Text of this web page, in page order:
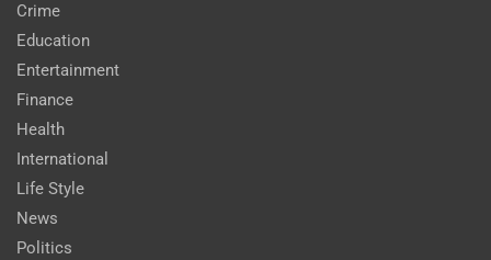
Crime
Education
Entertainment
Finance
Health
International
Life Style
News
Politics